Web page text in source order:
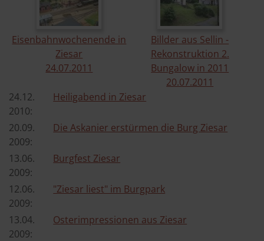
Eisenbahnwochenende in
Ziesar
24.​07.​2011
Billder aus Sellin -
Rekonstruktion 2.
Bungalow in 2011
20.​07.​2011
24.​12.​
2010:
Heiligabend in Ziesar
20.​09.​
2009:
Die Askanier erstürmen die Burg Ziesar
13.​06.​
2009:
Burgfest Ziesar
12.​06.​
2009:
"Ziesar liest" im Burgpark
13.​04.​
2009:
Osterimpressionen aus Ziesar